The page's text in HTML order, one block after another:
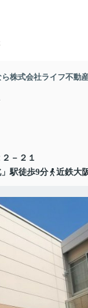
株式会社ライフ不動
－２１
駅徒歩9分
近鉄大